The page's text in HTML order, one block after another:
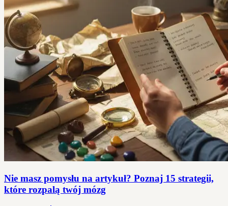
Nie masz pomysłu na artykuł? Poznaj 15 strategii,
które rozpalą twój mózg